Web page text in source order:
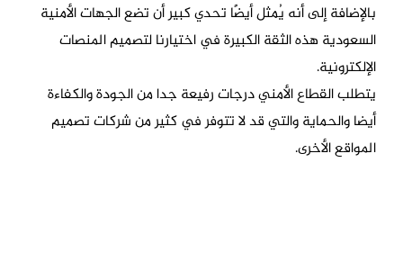
بالإضافة إلى أنه يُمثل أيضًا تحدي كبير أن تضع الجهات الأمنية
السعودية هذه الثقة الكبيرة في اختيارنا لتصميم المنصات
الإلكترونية.
يتطلب القطاع الأمني درجات رفيعة جدا من الجودة والكفاءة
أيضا والحماية والتي قد لا تتوفر في كثير من شركات تصميم
المواقع الأخرى.